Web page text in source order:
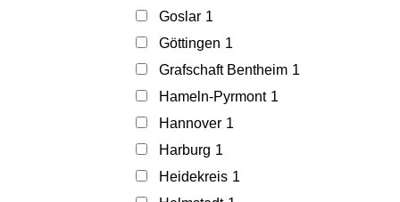
Goslar 1
Göttingen 1
Grafschaft Bentheim 1
Hameln-Pyrmont 1
Hannover 1
Harburg 1
Heidekreis 1